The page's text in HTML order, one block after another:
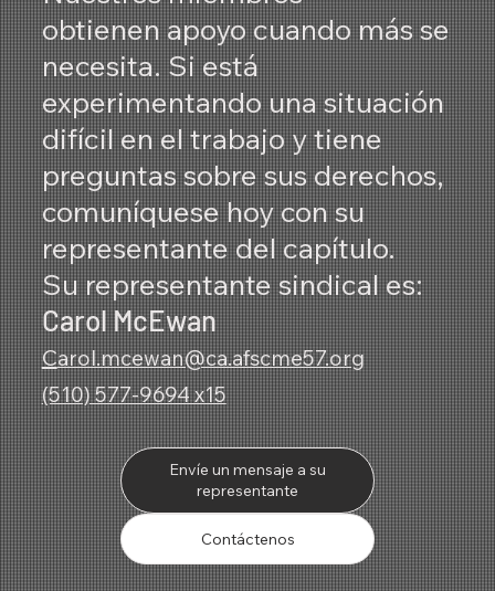
Envíe un mensaje a su
representante
Contáctenos
obtienen apoyo cuando más se
necesita. Si está
experimentando una situación
difícil en el trabajo y tiene
preguntas sobre sus derechos,
comuníquese hoy con su
representante del capítulo.
Su representante sindical es:
Carol McEwan
Carol.mcewan@ca.afscme57.org
(510) 577-9694 x15